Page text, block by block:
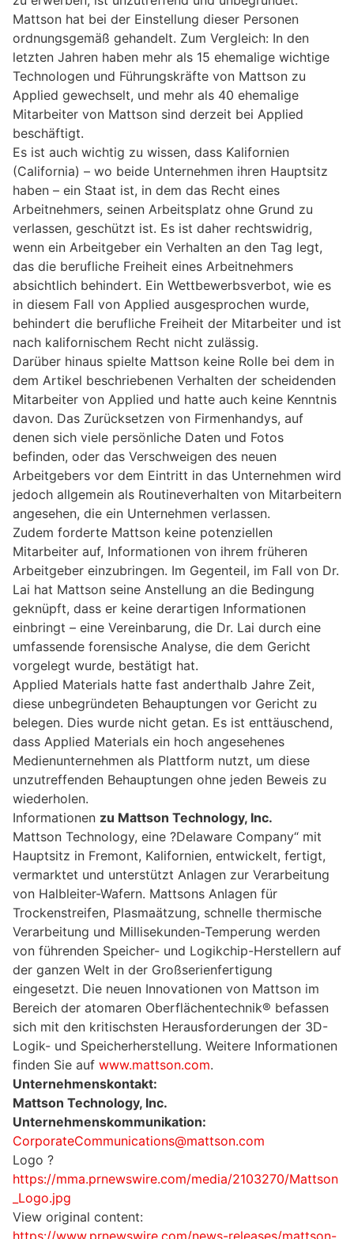
Mattson hat bei der Einstellung dieser Personen
ordnungsgemäß gehandelt. Zum Vergleich: In den
letzten Jahren haben mehr als 15 ehemalige wichtige
Technologen und Führungskräfte von Mattson zu
Applied gewechselt, und mehr als 40 ehemalige
Mitarbeiter von Mattson sind derzeit bei Applied
beschäftigt.
Es ist auch wichtig zu wissen, dass Kalifornien
(California) – wo beide Unternehmen ihren Hauptsitz
haben – ein Staat ist, in dem das Recht eines
Arbeitnehmers, seinen Arbeitsplatz ohne Grund zu
verlassen, geschützt ist. Es ist daher rechtswidrig,
wenn ein Arbeitgeber ein Verhalten an den Tag legt,
das die berufliche Freiheit eines Arbeitnehmers
absichtlich behindert. Ein Wettbewerbsverbot, wie es
in diesem Fall von Applied ausgesprochen wurde,
behindert die berufliche Freiheit der Mitarbeiter und ist
nach kalifornischem Recht nicht zulässig.
Darüber hinaus spielte Mattson keine Rolle bei dem in
dem Artikel beschriebenen Verhalten der scheidenden
Mitarbeiter von Applied und hatte auch keine Kenntnis
davon. Das Zurücksetzen von Firmenhandys, auf
denen sich viele persönliche Daten und Fotos
befinden, oder das Verschweigen des neuen
Arbeitgebers vor dem Eintritt in das Unternehmen wird
jedoch allgemein als Routineverhalten von Mitarbeitern
angesehen, die ein Unternehmen verlassen.
Zudem forderte Mattson keine potenziellen
Mitarbeiter auf, Informationen von ihrem früheren
Arbeitgeber einzubringen. Im Gegenteil, im Fall von Dr.
Lai hat Mattson seine Anstellung an die Bedingung
geknüpft, dass er keine derartigen Informationen
einbringt – eine Vereinbarung, die Dr. Lai durch eine
umfassende forensische Analyse, die dem Gericht
vorgelegt wurde, bestätigt hat.
Applied Materials hatte fast anderthalb Jahre Zeit,
diese unbegründeten Behauptungen vor Gericht zu
belegen. Dies wurde nicht getan. Es ist enttäuschend,
dass Applied Materials ein hoch angesehenes
Medienunternehmen als Plattform nutzt, um diese
unzutreffenden Behauptungen ohne jeden Beweis zu
wiederholen.
Informationen zu Mattson Technology, Inc.
Mattson Technology, eine ?Delaware Company“ mit
Hauptsitz in Fremont, Kalifornien, entwickelt, fertigt,
vermarktet und unterstützt Anlagen zur Verarbeitung
von Halbleiter-Wafern. Mattsons Anlagen für
Trockenstreifen, Plasmaätzung, schnelle thermische
Verarbeitung und Millisekunden-Temperung werden
von führenden Speicher- und Logikchip-Herstellern auf
der ganzen Welt in der Großserienfertigung
eingesetzt. Die neuen Innovationen von Mattson im
Bereich der atomaren Oberflächentechnik® befassen
sich mit den kritischsten Herausforderungen der 3D-
Logik- und Speicherherstellung. Weitere Informationen
finden Sie auf www.mattson.com.
Unternehmenskontakt:
Mattson Technology, Inc.
Unternehmenskommunikation:
CorporateCommunications@mattson.com
Logo ?
https://mma.prnewswire.com/media/2103270/Mattson
_Logo.jpg
View original content: